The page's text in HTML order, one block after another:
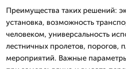
Преимущества таких решений:
установка, возможность
человеком, универсальность
лестничных пролетов, порогов,
мероприятий. Важные